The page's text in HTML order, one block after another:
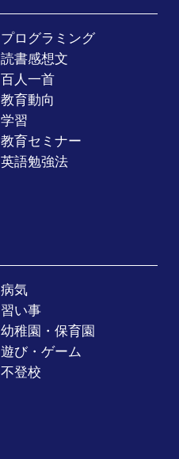
プログラミング
読書感想文
百人一首
教育動向
学習
教育セミナー
英語勉強法
病気
習い事
幼稚園・保育園
遊び・ゲーム
不登校